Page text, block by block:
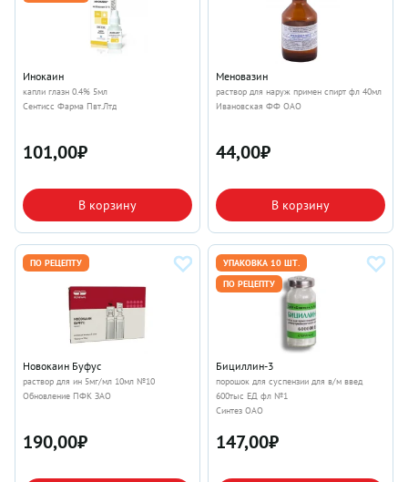
Инокаин
капли глазн 0.4% 5мл
Сентисс Фарма Пвт.Лтд
101,00₽
В корзину
Меновазин
раствор для наруж примен спирт фл 40мл
Ивановская ФФ ОАО
44,00₽
В корзину
ПО РЕЦЕПТУ
Новокаин Буфус
раствор для ин 5мг/мл 10мл №10
Обновление ПФК ЗАО
190,00₽
УПАКОВКА 10 ШТ.
ПО РЕЦЕПТУ
Бициллин-3
порошок для суспензии для в/м введ
600тыс ЕД фл №1
Синтез ОАО
147,00₽